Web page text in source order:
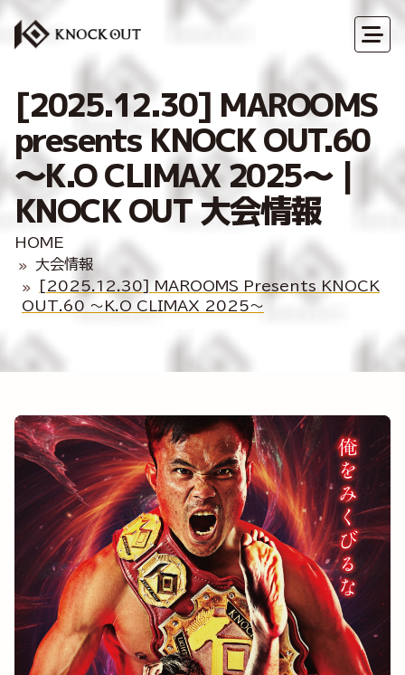
[2025.12.30] MAROOMS
presents KNOCK OUT.60
～K.O CLIMAX 2025～｜
KNOCK OUT 大会情報
HOME
大会情報
[2025.12.30] MAROOMS Presents KNOCK
OUT.60 ～K.O CLIMAX 2025～